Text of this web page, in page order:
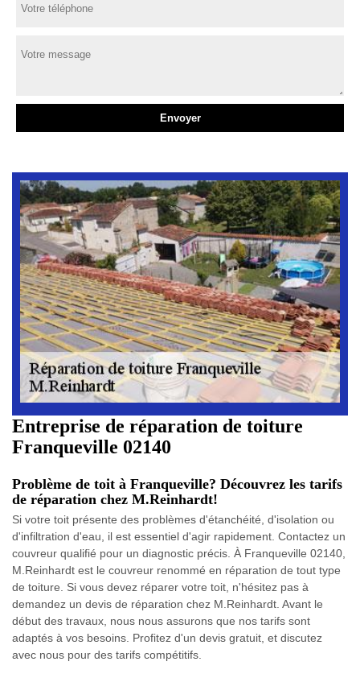
Entreprise de réparation de toiture
Franqueville 02140
Problème de toit à Franqueville? Découvrez les tarifs
de réparation chez M.Reinhardt!
Si votre toit présente des problèmes d'étanchéité, d'isolation ou
d'infiltration d'eau, il est essentiel d'agir rapidement. Contactez un
couvreur qualifié pour un diagnostic précis. À Franqueville 02140,
M.Reinhardt est le couvreur renommé en réparation de tout type
de toiture. Si vous devez réparer votre toit, n'hésitez pas à
demandez un devis de réparation chez M.Reinhardt. Avant le
début des travaux, nous nous assurons que nos tarifs sont
adaptés à vos besoins. Profitez d'un devis gratuit, et discutez
avec nous pour des tarifs compétitifs.